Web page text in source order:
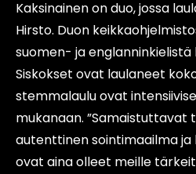
Kaksinainen on duo, jossa
Hirsto. Duon
suomen- ja englanninkielistä
Siskokset ovat laulaneet
stemmalaulu ovat
mukanaan.
autenttinen sointimaailma
ovat aina olleet meille